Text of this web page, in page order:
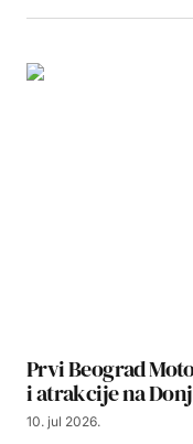
Prvi Beograd
i atrakcije na
10. jul 2026.